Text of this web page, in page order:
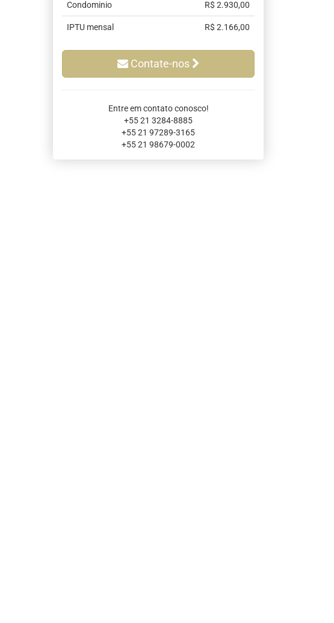
Condominio R$ 2.930,00
IPTU mensal R$ 2.166,00
Contate-nos
Entre em contato conosco!
+55 21 3284-8885
+55 21 97289-3165
+55 21 98679-0002